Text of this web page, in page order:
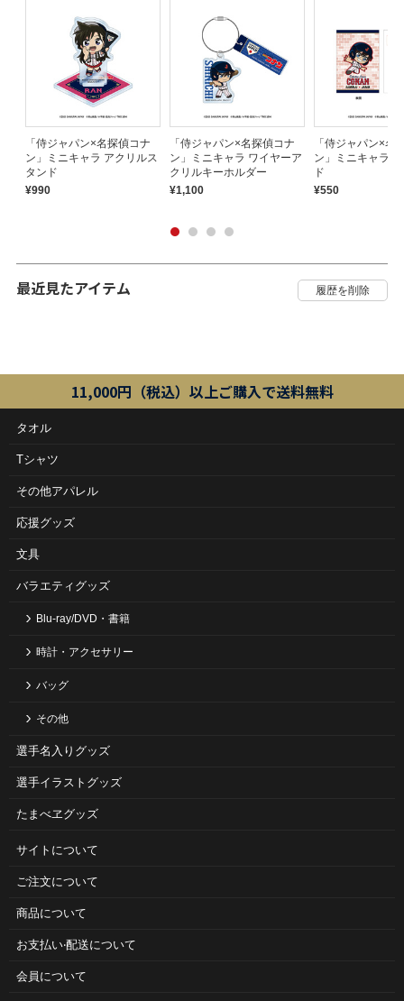
「侍ジャパン×名探偵コナ
ン」ミニキャラ アクリルス
タンド
¥990
「侍ジャパン×名探偵コナ
ン」ミニキャラ ワイヤーア
クリルキーホルダー
¥1,100
「侍ジャパン×名
ン」ミニキャラ
ド
¥550
最近見たアイテム
11,000円（税込）以上ご購入で送料無料
タオル
Tシャツ
その他アパレル
応援グッズ
文具
バラエティグッズ
Blu-ray/DVD・書籍
時計・アクセサリー
バッグ
その他
選手名入りグッズ
選手イラストグッズ
たまべヱグッズ
サイトについて
ご注⽂について
商品について
お⽀払い‧配送について
会員について